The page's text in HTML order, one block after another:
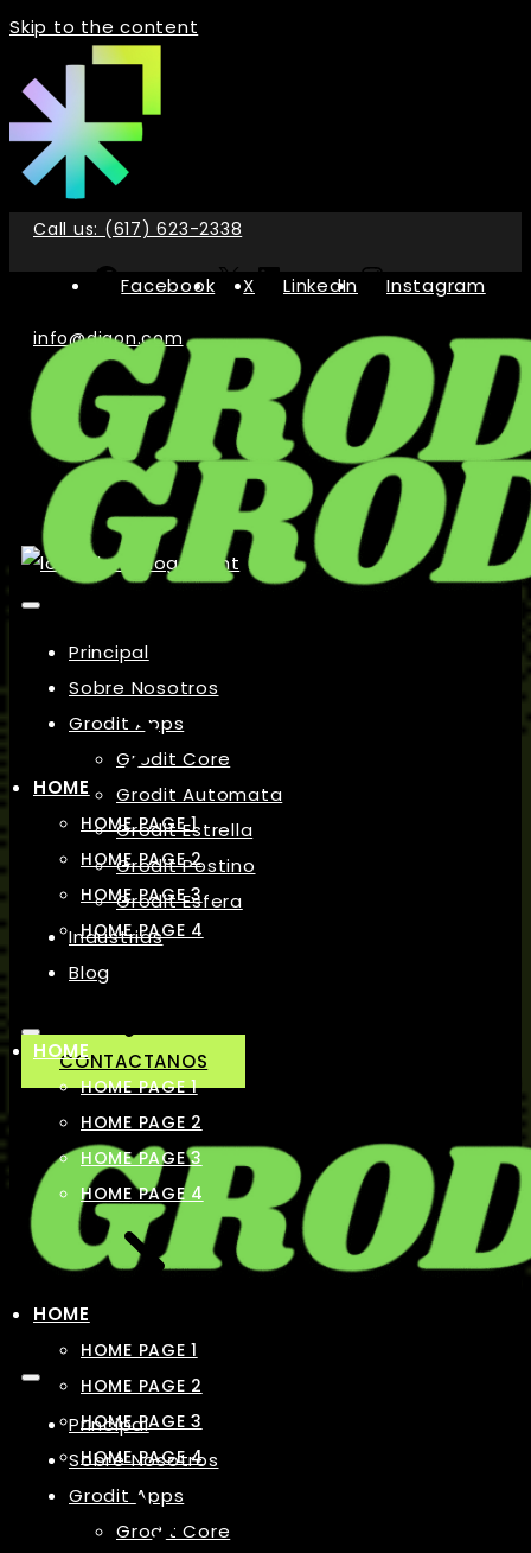
Skip to the content
Call us: (617) 623-2338
Facebook X LinkedIn Instagram
info@digon.com
Principal
Sobre Nosotros
Grodit Apps
Grodit Core
Grodit Automata
Grodit Estrella
Grodit Postino
Grodit Esfera
Industrias
Blog
CONTACTANOS
Principal
Sobre Nosotros
Grodit Apps
Grodit Core
HOME
HOME PAGE 1
HOME PAGE 2
HOME PAGE 3
HOME PAGE 4
HOME
HOME PAGE 1
HOME PAGE 2
HOME PAGE 3
HOME PAGE 4
HOME
HOME PAGE 1
HOME PAGE 2
HOME PAGE 3
HOME PAGE 4